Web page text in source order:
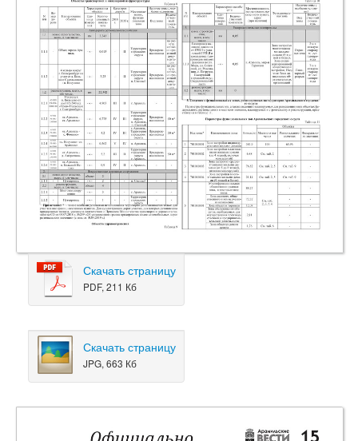
Скачать страницу
PDF, 211 Кб
Скачать страницу
JPG, 663 Кб